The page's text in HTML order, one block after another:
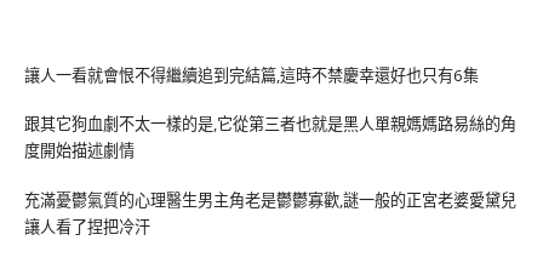
讓人一看就會恨不得繼續追到完結篇,這時不禁慶幸還好也只有6集
跟其它狗血劇不太一樣的是,它從第三者也就是黑人單親媽媽路易絲的角
度開始描述劇情
充滿憂鬱氣質的心理醫生男主角老是鬱鬱寡歡,謎一般的正宮老婆愛黛兒
讓人看了捏把冷汗